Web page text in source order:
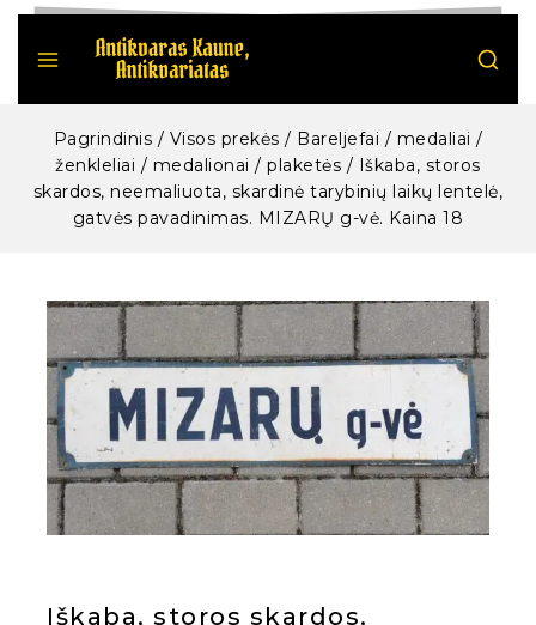
Pagrindinis / Visos prekės / Bareljefai / medaliai /
ženkleliai / medalionai / plaketės / Iškaba, storos
skardos, neemaliuota, skardinė tarybinių laikų lentelė,
gatvės pavadinimas. MIZARŲ g-vė. Kaina 18
Iškaba, storos skardos,